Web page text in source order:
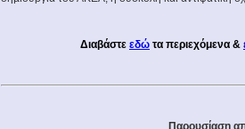
Διαβάστε εδώ τα περιεχόμενα &
Παρουσίαση